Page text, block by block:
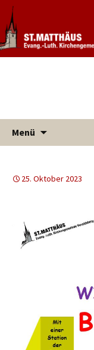
Evang.
Matthäus
Informationen
Menü
25. Oktober 2023